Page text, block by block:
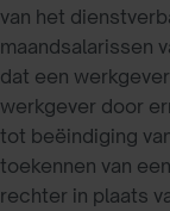
van het
maandsalarissen
dat een
werkgever door
tot beëindiging
toekennen van
rechter in plaats